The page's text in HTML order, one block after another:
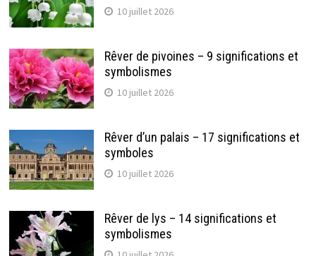
10 juillet 2026
Rêver de pivoines – 9 significations et
symbolismes
10 juillet 2026
Rêver d’un palais – 17 significations et
symboles
10 juillet 2026
Rêver de lys – 14 significations et
symbolismes